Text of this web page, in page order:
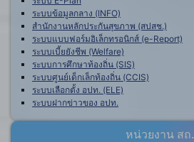
ระบบข้อมูลกลาง (INFO)
สำนักงานหลักประกันสุขภาพ (สปสช.)
ระบบแบบฟอร์มอิเล็กทรอนิกส์ (e-Report)
ระบบเบี้ยยังชีพ (Welfare)
ระบบการศึกษาท้องถิ่น (SIS)
ระบบศูนย์เด็กเล็กท้องถิ่น (CCIS)
ระบบเลือกตั้ง อปท. (ELE)
ระบบฝากข่าวของ อปท.
หน่วยงาน สถ.